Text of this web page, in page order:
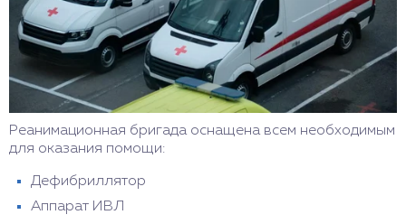
Реанимационная бригада оснащена всем необходимым
для оказания помощи:
Дефибриллятор
Аппарат ИВЛ